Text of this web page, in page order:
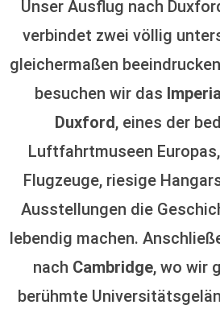
Unser Ausflug nach
verbindet zwei völlig
gleichermaßen
besuchen wir das
Duxford, eines der
Luftfahrtmuseen
Flugzeuge, riesige
Ausstellungen die
lebendig machen.
nach Cambridge, wo wir
berühmte